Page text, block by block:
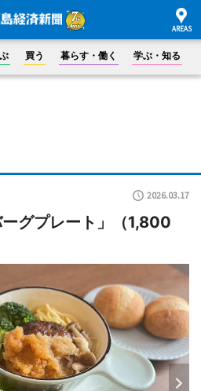
買う 暮らす・働く 学ぶ・知る
2026.03.17
ーグプレート」（1,800